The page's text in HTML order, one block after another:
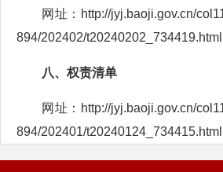
网址：http://jyj.baoji.gov.cn/
894/202402/t20240202_734419.html
八、权责清单
网址：http://jyj.baoji.gov.cn/
894/202401/t20240124_734415.html